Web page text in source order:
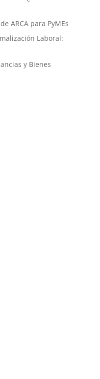
ARCA para PyMEs
Laboral:
y Bienes